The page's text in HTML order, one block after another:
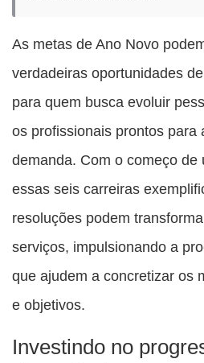
As metas de Ano Novo
verdadeiras oportunidades
para quem busca evoluir
os profissionais prontos para
demanda. Com o começo de
essas seis carreiras
resoluções podem
serviços, impulsionando a
que ajudem a concretizar os
e objetivos.
Investindo no